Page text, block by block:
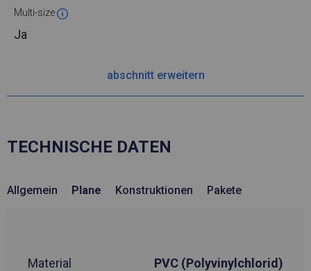
Multi-size
Ja
abschnitt erweitern
TECHNISCHE DATEN
Allgemein Plane Konstruktionen Pakete
Material PVC (Polyvinylchlorid)